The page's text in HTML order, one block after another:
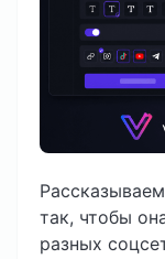
так, чтобы
разных